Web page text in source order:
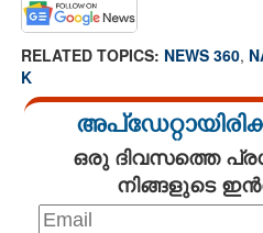
RELATED TOPICS: NEWS 360,
K
ഒരു ദിവസത്തെ
നിങ്ങളുടെ